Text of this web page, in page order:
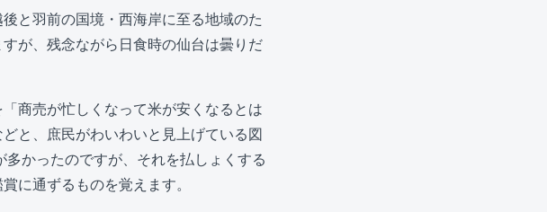
と羽前の国境・西海岸に至る地域のた
が、残念ながら日食時の仙台は曇りだ
商売が忙しくなって米が安くなるとは
と、庶民がわいわいと見上げている図
かったのですが、それを払しょくする
に通ずるものを覚えます。